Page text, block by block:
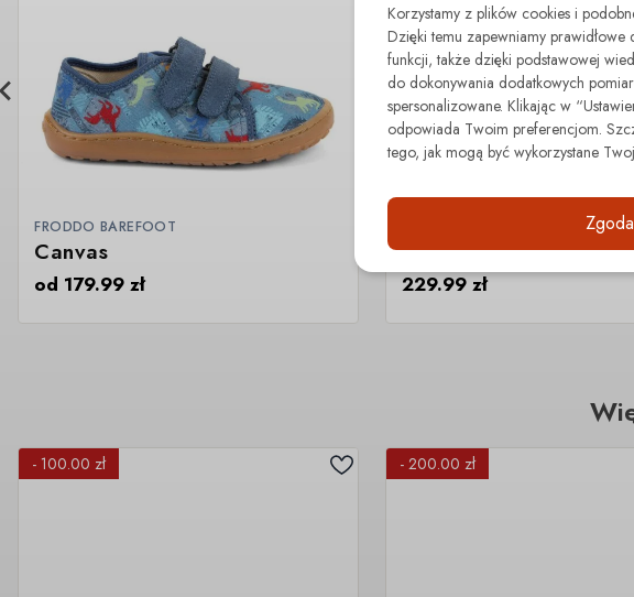
FRODDO BAREFOOT
Canvas
od 179.99zł
Dud Print
229.99zł
- 100.00 zł - 200.00 zł
Korzystamy z plików cookies i
Dzięki temu zapewniamy
funkcji, także dzięki podstawowej
do dokonywania dodatkowych
spersonalizowane. Klikając w
odpowiada Twoim preferencjom.
tego, jak mogą być wykorzystane
Zgoda